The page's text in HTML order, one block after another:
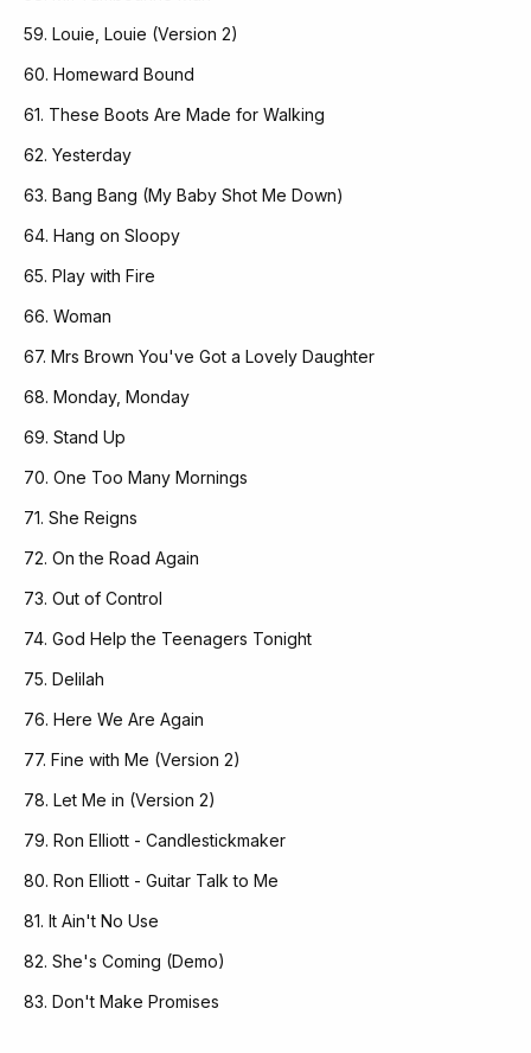
59. Louie, Louie (Version 2)
60. Homeward Bound
61. These Boots Are Made for Walking
62. Yesterday
63. Bang Bang (My Baby Shot Me Down)
64. Hang on Sloopy
65. Play with Fire
66. Woman
67. Mrs Brown You've Got a Lovely Daughter
68. Monday, Monday
69. Stand Up
70. One Too Many Mornings
71. She Reigns
72. On the Road Again
73. Out of Control
74. God Help the Teenagers Tonight
75. Delilah
76. Here We Are Again
77. Fine with Me (Version 2)
78. Let Me in (Version 2)
79. Ron Elliott - Candlestickmaker
80. Ron Elliott - Guitar Talk to Me
81. It Ain't No Use
82. She's Coming (Demo)
83. Don't Make Promises